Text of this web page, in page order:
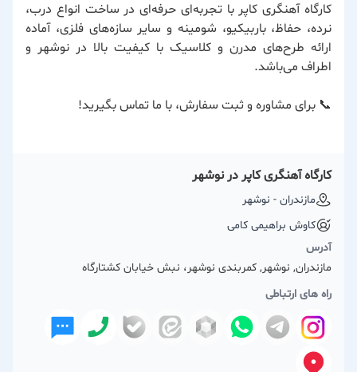
کارگاه آهنگری کاپر با تجربه‌ای حرفه‌ای در ساخت انواع درب،
نرده، حفاظ، باربیکیو، شومینه و سایر سازه‌های فلزی، آماده
ارائه طرح‌های مدرن و کلاسیک با کیفیت بالا در نوشهر و
اطراف می‌باشد.
📞 برای مشاوره و ثبت سفارش، با ما تماس بگیرید!
کارگاه آهنگری کاپر در نوشهر
مازندران - نوشهر
کاوش براهیمی کامی
آدرس
مازندران, نوشهر, کمربندی نوشهر، نبش خیابان کشتارگاه
راه های ارتباطی